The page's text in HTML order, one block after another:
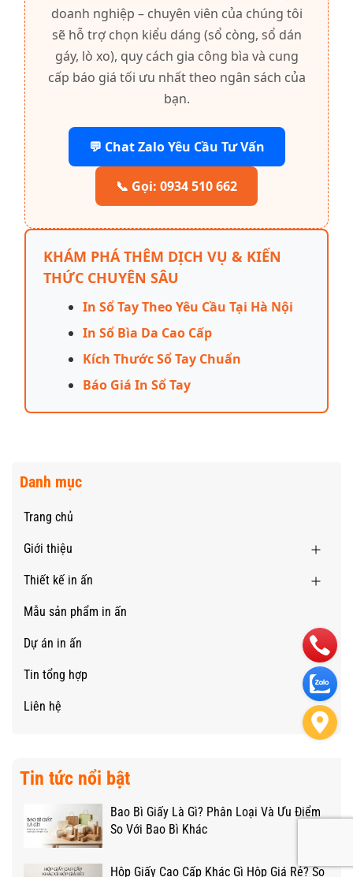
doanh nghiệp – chuyên viên của chúng tôi
sẽ hỗ trợ chọn kiểu dáng (sổ còng, sổ dán
gáy, lò xo), quy cách gia công bìa và cung
cấp báo giá tối ưu nhất theo ngân sách của
bạn.
💬 Chat Zalo Yêu Cầu Tư Vấn
📞 Gọi: 0934 510 662
KHÁM PHÁ THÊM DỊCH VỤ & KIẾN
THỨC CHUYÊN SÂU
In Sổ Tay Theo Yêu Cầu Tại Hà Nội
In Sổ Bìa Da Cao Cấp
Kích Thước Sổ Tay Chuẩn
Báo Giá In Sổ Tay
Danh mục
Trang chủ
Giới thiệu
Thiết kế in ấn
Mẫu sản phẩm in ấn
Dự án in ấn
Tin tổng hợp
Liên hệ
Tin tức nổi bật
Bao Bì Giấy Là Gì? Phân Loại Và Ưu Điểm
So Với Bao Bì Khác
Hộp Giấy Cao Cấp Khác Gì Hộp Giá Rẻ? So